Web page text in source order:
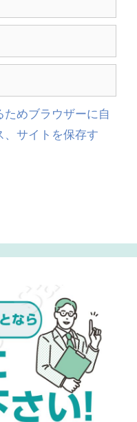
めブラウザーに自
、サイトを保存す